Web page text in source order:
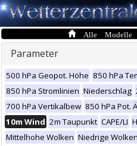
Alle Modelle
Parameter
500 hPa Geopot. Höhe 850 hPa
850 hPa Stromlinien Niederschlag
700 hPa Vertikalbew 850 hPa Pot.
10m Wind 2m Taupunkt CAPE/LI
Mittelhohe Wolken Niedrige Wolken